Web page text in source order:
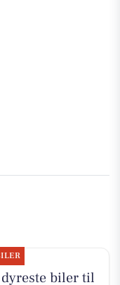
dyreste biler til